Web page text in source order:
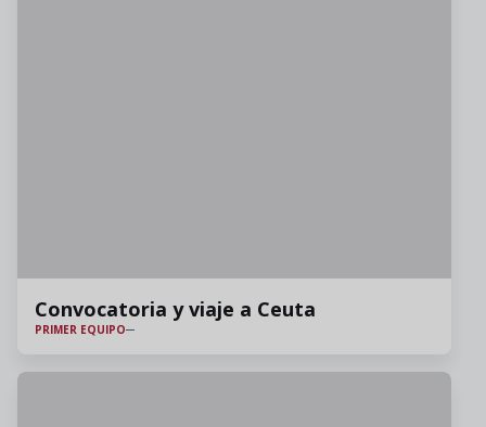
Convocatoria y viaje a Ceuta
PRIMER EQUIPO